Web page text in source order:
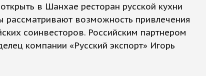
в Шанхае ресторан русской кухни
рассматривают возможность привлечения
соинвесторов. Российским партнером
компании «Русский экспорт» Игорь